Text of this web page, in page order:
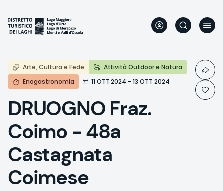
contenu
principal
Arte, Cultura e Fede
Attività Outdoor e Natura
Enogastronomia
11 OTT 2024 - 13 OTT 2024
DRUOGNO Fraz.
Coimo - 48a
Castagnata
Coimese